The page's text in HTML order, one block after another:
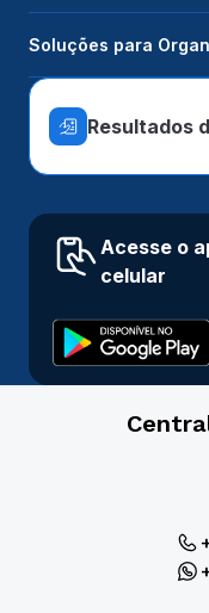
Soluções para
Resultados
Acesse o
celular